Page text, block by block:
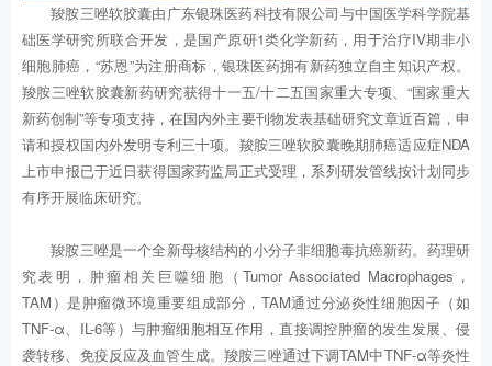
羧胺三唑软胶囊由广东银珠医药科技有限公司与中国医学科学院基
础医学研究所联合开发，是国产原研1类化学新药，用于治疗IV期非小
细胞肺癌，“苏恩”为注册商标，银珠医药拥有新药独立自主知识产权。
羧胺三唑软胶囊新药研究获得十一五/十二五国家重大专项、“国家重大
新药创制”等专项支持，在国内外主要刊物发表基础研究文章近百篇，申
请和授权国内外发明专利三十项。羧胺三唑软胶囊晚期肺癌适应症NDA
上市申报已于近日获得国家药监局正式受理，系列研发管线按计划同步
有序开展临床研究。
羧胺三唑是一个全新母核结构的小分子非细胞毒抗癌新药。药理研
究表明，肿瘤相关巨噬细胞（Tumor Associated Macrophages，
TAM）是肿瘤微环境重要组成部分，TAM通过分泌炎性细胞因子（如
TNF-α、IL-6等）与肿瘤细胞相互作用，直接调控肿瘤的发生发展、侵
袭转移、免疫反应及血管生成。羧胺三唑通过下调TAM中TNF-α等炎性